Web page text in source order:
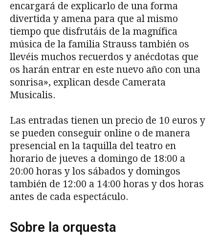
encargará de explicarlo de una forma
divertida y amena para que al mismo
tiempo que disfrutáis de la magnífica
música de la familia Strauss también os
llevéis muchos recuerdos y anécdotas que
os harán entrar en este nuevo año con una
sonrisa», explican desde Camerata
Musicalis.
Las entradas tienen un precio de 10 euros y
se pueden conseguir online o de manera
presencial en la taquilla del teatro en
horario de jueves a domingo de 18:00 a
20:00 horas y los sábados y domingos
también de 12:00 a 14:00 horas y dos horas
antes de cada espectáculo.
Sobre la orquesta